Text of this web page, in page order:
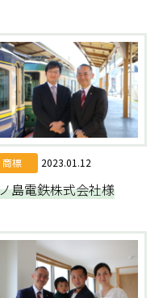
商標 2023.01.12
島電鉄株式会社様